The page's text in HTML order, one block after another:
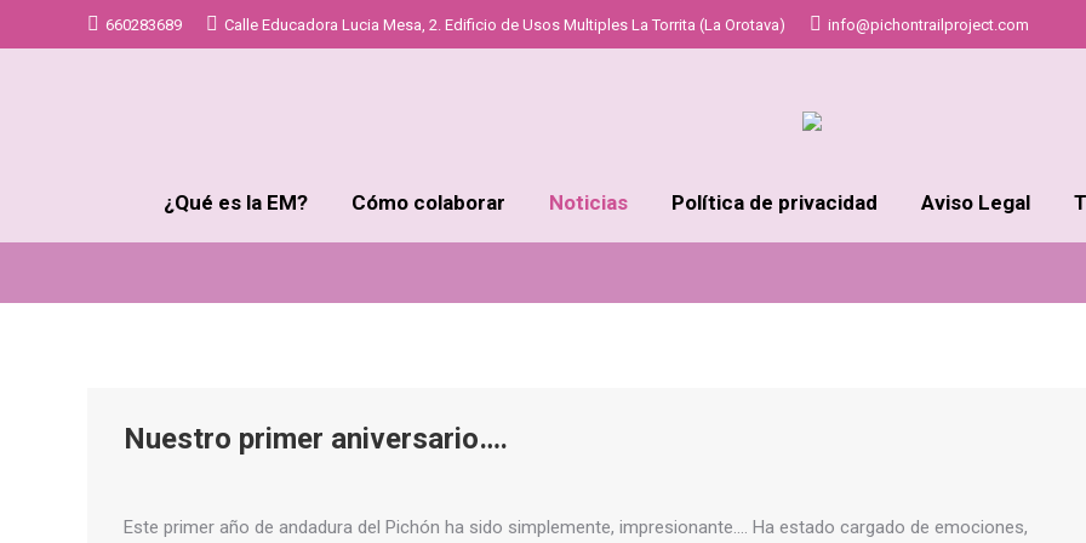
660283689 Calle Educadora Lucia Mesa, 2. Edificio de Usos Multiples La Torrita (La Orotava) info@pichontrailproject.com
¿Qué es la EM? Cómo colaborar Noticias Política de privacidad Aviso Legal
Nuestro primer aniversario….
Este primer año de andadura del Pichón ha sido simplemente, impresionante…. Ha estado cargado de emociones,